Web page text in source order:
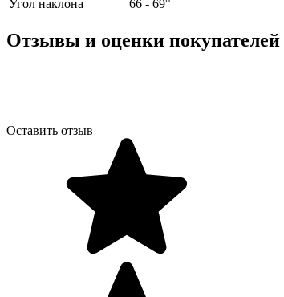
Угол наклона
66 - 69°
Отзывы и оценки покупателей
Оставить отзыв